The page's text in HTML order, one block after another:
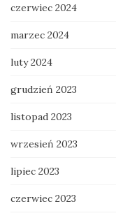
czerwiec 2024
marzec 2024
luty 2024
grudzień 2023
listopad 2023
wrzesień 2023
lipiec 2023
czerwiec 2023